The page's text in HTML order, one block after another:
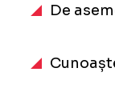
De